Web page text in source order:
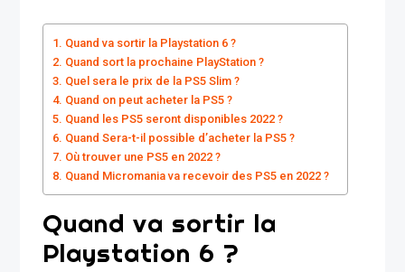
Quand va sortir la Playstation 6 ?
Quand sort la prochaine PlayStation ?
Quel sera le prix de la PS5 Slim ?
Quand on peut acheter la PS5 ?
Quand les PS5 seront disponibles 2022 ?
Quand Sera-t-il possible d’acheter la PS5 ?
Où trouver une PS5 en 2022 ?
Quand Micromania va recevoir des PS5 en 2022 ?
Quand va sortir la
Playstation 6 ?